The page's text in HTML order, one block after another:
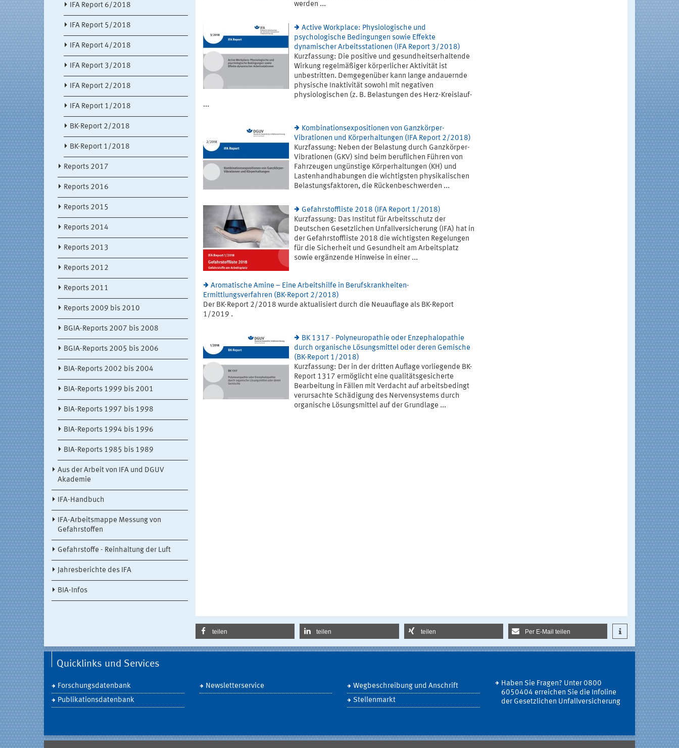
IFA Report 6/2018
IFA Report 5/2018
IFA Report 4/2018
IFA Report 3/2018
IFA Report 2/2018
IFA Report 1/2018
BK-Report 2/2018
BK-Report 1/2018
Reports 2017
Reports 2016
Reports 2015
Reports 2014
Reports 2013
Reports 2012
Reports 2011
Reports 2009 bis 2010
BGIA-Reports 2007 bis 2008
BGIA-Reports 2005 bis 2006
BIA-Reports 2002 bis 2004
BIA-Reports 1999 bis 2001
BIA-Reports 1997 bis 1998
BIA-Reports 1994 bis 1996
BIA-Reports 1985 bis 1989
Aus der Arbeit von IFA und DGUV
Akademie
IFA-Handbuch
IFA-Arbeitsmappe Messung von
Gefahrstoffen
Gefahrstoffe - Reinhaltung der Luft
Jahresberichte des IFA
BIA-Infos
werden ...
Active Workplace: Physiologische und
psychologische Bedingungen sowie Effekte
dynamischer Arbeitsstationen (IFA Report 3/2018)
Kurzfassung: Die positive und gesundheitserhaltende
Wirkung regelmäßiger körperlicher Aktivität ist
unbestritten. Demgegenüber kann lange andauernde
physische Inaktivität sowohl mit negativen
physiologischen (z. B. Belastungen des Herz-Kreislauf-
...
Kombinationsexpositionen von Ganzkörper-
Vibrationen und Körperhaltungen (IFA Report 2/2018)
Kurzfassung: Neben der Belastung durch Ganzkörper-
Vibrationen (GKV) sind beim beruflichen Führen von
Fahrzeugen ungünstige Körperhaltungen (KH) und
Lastenhandhabungen die wichtigsten physikalischen
Belastungsfaktoren, die Rückenbeschwerden ...
Gefahrstoffliste 2018 (IFA Report 1/2018)
Kurzfassung: Das Institut für Arbeitsschutz der
Deutschen Gesetzlichen Unfallversicherung (IFA) hat in
der Gefahrstoffliste 2018 die wichtigsten Regelungen
für die Sicherheit und Gesundheit am Arbeitsplatz
sowie ergänzende Hinweise in einer ...
Aromatische Amine – Eine Arbeitshilfe in Berufskrankheiten-
Ermittlungsverfahren (BK-Report 2/2018)
Der BK-Report 2/2018 wurde aktualisiert durch die Neuauflage als BK-Report
1/2019 .
BK 1317 - Polyneuropathie oder Enzephalopathie
durch organische Lösungsmittel oder deren Gemische
(BK-Report 1/2018)
Kurzfassung: Der in der dritten Auflage vorliegende BK-
Report 1317 ermöglicht eine qualitätsgesicherte
Bearbeitung in Fällen mit Verdacht auf arbeitsbedingt
verursachte Schädigung des Nervensystems durch
organische Lösungsmittel auf der Grundlage ...
teilen teilen teilen Per E-Mail teilen
Quicklinks und Services
Forschungsdatenbank
Publikationsdatenbank
Newsletterservice
Wegbeschreibung und Anschrift
Stellenmarkt
Haben Sie Fragen? Unter 0800
6050404 erreichen Sie die Infoline
der Gesetzlichen Unfallversicherung